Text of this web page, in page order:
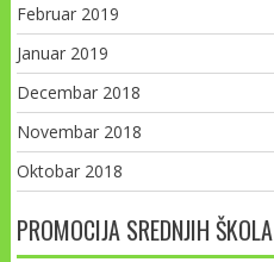
Februar 2019
Januar 2019
Decembar 2018
Novembar 2018
Oktobar 2018
PROMOCIJA SREDNJIH ŠKOLA